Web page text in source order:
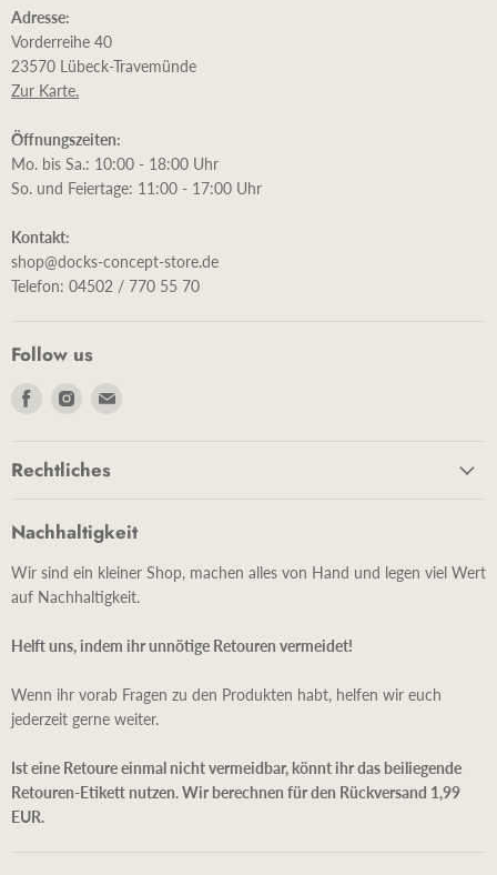
Adresse:
Vorderreihe 40
23570 Lübeck-Travemünde
Zur Karte.
Öffnungszeiten:
Mo. bis Sa.: 10:00 - 18:00 Uhr
So. und Feiertage: 11:00 - 17:00 Uhr
Kontakt:
shop@docks-concept-store.de
Telefon: 04502 / 770 55 70
Follow us
Finde
Facebook
Finde
Instagram
Rechtliches
Nachhaltigkeit
Wir sind ein kleiner Shop, machen alles von Hand und legen viel Wert
auf Nachhaltigkeit.
Helft uns, indem ihr unnötige Retouren vermeidet!
Wenn ihr vorab Fragen zu den Produkten habt, helfen wir euch
jederzeit gerne weiter.
Ist eine Retoure einmal nicht vermeidbar, könnt ihr das beiliegende
Retouren-Etikett nutzen. Wir berechnen für den Rückversand 1,99
EUR.